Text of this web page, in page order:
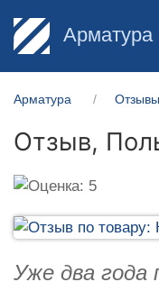
Арматура
Арматура Отзывы
Отзыв,
Уже два года